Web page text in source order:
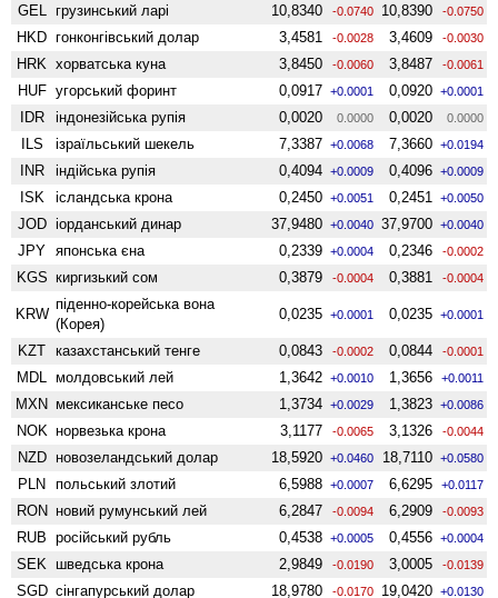
GEL грузинський ларі 10,8340 -0.0740 10,8390 -0.0750
HKD гонконгівський долар 3,4581 -0.0028 3,4609 -0.0030
HRK хорватська куна 3,8450 -0.0060 3,8487 -0.0061
HUF угорський форинт 0,0917 +0.0001 0,0920 +0.0001
IDR індонезійська рупія 0,0020 0.0000 0,0020 0.0000
ILS ізраїльський шекель 7,3387 +0.0068 7,3660 +0.0194
INR індійська рупія 0,4094 +0.0009 0,4096 +0.0009
ISK ісландська крона 0,2450 +0.0051 0,2451 +0.0050
JOD іорданський динар 37,9480 +0.0040 37,9700 +0.0040
JPY японська єна 0,2339 +0.0004 0,2346 -0.0002
KGS киргизький сом 0,3879 -0.0004 0,3881 -0.0004
KRW
піденно-корейська вона
(Корея)
0,0235 +0.0001 0,0235 +0.0001
KZT казахстанський тенге 0,0843 -0.0002 0,0844 -0.0001
MDL молдовський лей 1,3642 +0.0010 1,3656 +0.0011
MXN мексиканське песо 1,3734 +0.0029 1,3823 +0.0086
NOK норвезька крона 3,1177 -0.0065 3,1326 -0.0044
NZD ново­зеландський долар 18,5920 +0.0460 18,7110 +0.0580
PLN польський злотий 6,5988 +0.0007 6,6295 +0.0117
RON новий румунський лей 6,2847 -0.0094 6,2909 -0.0093
RUB російський рубль 0,4538 +0.0005 0,4556 +0.0004
SEK шведська крона 2,9849 -0.0190 3,0005 -0.0139
SGD сінгапурський долар 18,9780 -0.0170 19,0420 +0.0130